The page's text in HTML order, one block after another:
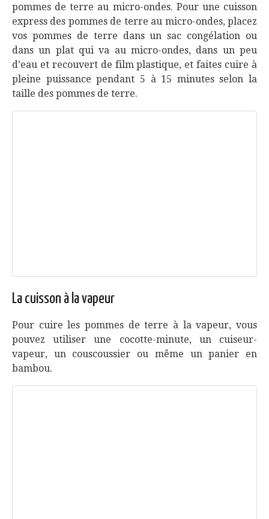
pommes de terre au micro-ondes. Pour une cuisson
express des pommes de terre au micro-ondes, placez
vos pommes de terre dans un sac congélation ou
dans un plat qui va au micro-ondes, dans un peu
d’eau et recouvert de film plastique, et faites cuire à
pleine puissance pendant 5 à 15 minutes selon la
taille des pommes de terre.
La cuisson à la vapeur
Pour cuire les pommes de terre à la vapeur, vous
pouvez utiliser une cocotte-minute, un cuiseur-
vapeur, un couscoussier ou même un panier en
bambou.